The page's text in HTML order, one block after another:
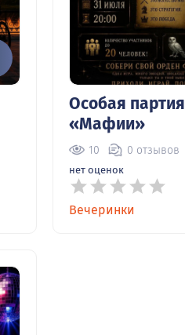
Особая партия
«Мафии»
10 0 отзывов
нет оценок
Вечеринки